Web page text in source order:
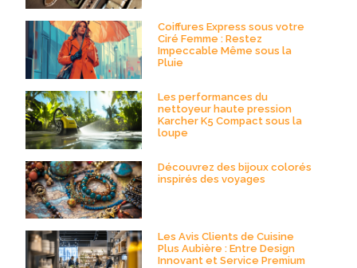
Coiffures Express sous votre
Ciré Femme : Restez
Impeccable Même sous la
Pluie
Les performances du
nettoyeur haute pression
Karcher K5 Compact sous la
loupe
Découvrez des bijoux colorés
inspirés des voyages
Les Avis Clients de Cuisine
Plus Aubière : Entre Design
Innovant et Service Premium